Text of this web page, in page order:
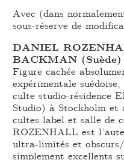
Avec (dans
sous-réserve de
DANIEL
BACKMAN (Suède)
Figure cachée
expérimentale
culte studio-résidence
Studio) à Stockholm et
cultes label et salle de
ROZENHALL est
ultra-limités et
simplement excellents